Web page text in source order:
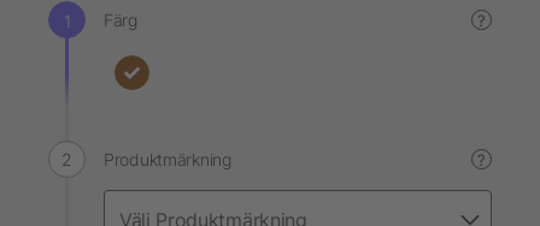
Färg ?
Produktmärkning ?